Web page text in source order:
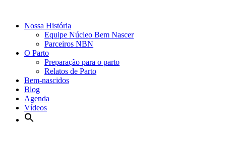
Nossa História
Equipe Núcleo Bem Nascer
Parceiros NBN
O Parto
Preparação para o parto
Relatos de Parto
Bem-nascidos
Blog
Agenda
Vídeos